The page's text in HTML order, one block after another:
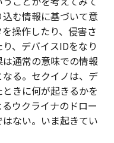
む情報に基づいて意
操作したり、侵害さ
、デバイスIDをなり
通常の意味での情報
る。セクイノは、デ
きに何が起きるかを
ウクライナのドロー
ない。いま起きてい